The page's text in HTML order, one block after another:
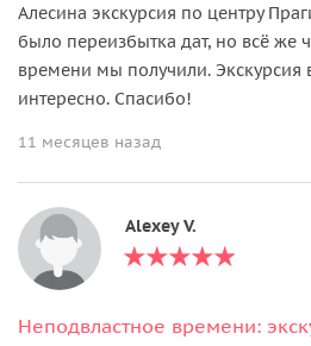
Алесина экскурсия по центру
было переизбытка дат, но всё же
времени мы получили. Экскурсия
интересно. Спасибо!
11 месяцев назад
Alexey V.